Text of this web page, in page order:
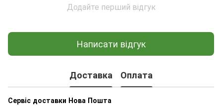
Додайте перший відгук
Написати відгук
Доставка Оплата
Сервіс доставки Нова Пошта